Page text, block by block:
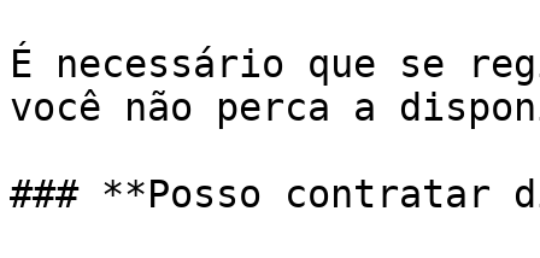
É necessário que se
você não perca a
### **Posso contratar